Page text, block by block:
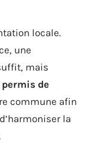
locale.
une
mais
permis de
commune afin
la